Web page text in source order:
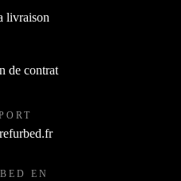
livraison
de contrat
EN